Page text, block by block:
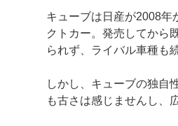
キューブは日産が2008年
クトカー。発売してから
られず、ライバル車種も
しかし、キューブの独自
も古さは感じませんし、